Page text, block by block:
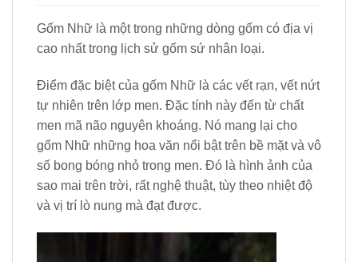
Gốm Nhữ là một trong những dòng gốm có địa vị
cao nhất trong lịch sử gốm sứ nhân loại.
Điểm đặc biệt của gốm Nhữ là các vết rạn, vết nứt
tự nhiên trên lớp men. Đặc tính này đến từ chất
men mã não nguyên khoáng. Nó mang lại cho
gốm Nhữ những hoa văn nổi bật trên bề mặt và vô
số bong bóng nhỏ trong men. Đó là hình ảnh của
sao mai trên trời, rất nghệ thuật, tùy theo nhiệt độ
và vị trí lò nung mà đạt được.